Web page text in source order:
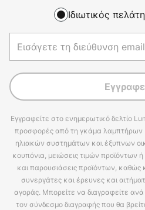
Ιδιωτικός
Εγγραφείτε στο ενημερωτικό δελτίο
προσφορές από τη γκάμα λαμπτήρων
ηλιακών συστημάτων και έξυπνων
κουπόνια, μειώσεις τιμών
και παρουσιάσεις προϊόντων, καθώς
συνεργάτες και έρευνες και
αγοράς. Μπορείτε να διαγραφείτε
τον σύνδεσμο διαγραφής που θα